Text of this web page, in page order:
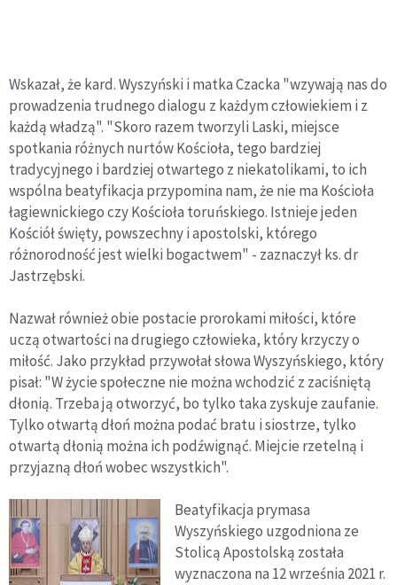
Wskazał, że kard. Wyszyński i matka Czacka "wzywają nas do
prowadzenia trudnego dialogu z każdym człowiekiem i z
każdą władzą". "Skoro razem tworzyli Laski, miejsce
spotkania różnych nurtów Kościoła, tego bardziej
tradycyjnego i bardziej otwartego z niekatolikami, to ich
wspólna beatyfikacja przypomina nam, że nie ma Kościoła
łagiewnickiego czy Kościoła toruńskiego. Istnieje jeden
Kościół święty, powszechny i apostolski, którego
różnorodność jest wielki bogactwem" - zaznaczył ks. dr
Jastrzębski.
Nazwał również obie postacie prorokami miłości, które
uczą otwartości na drugiego człowieka, który krzyczy o
miłość. Jako przykład przywołał słowa Wyszyńskiego, który
pisał: "W życie społeczne nie można wchodzić z zaciśniętą
dłonią. Trzeba ją otworzyć, bo tylko taka zyskuje zaufanie.
Tylko otwartą dłoń można podać bratu i siostrze, tylko
otwartą dłonią można ich podźwignąć. Miejcie rzetelną i
przyjazną dłoń wobec wszystkich".
Beatyfikacja prymasa
Wyszyńskiego uzgodniona ze
Stolicą Apostolską została
wyznaczona na 12 września 2021 r.